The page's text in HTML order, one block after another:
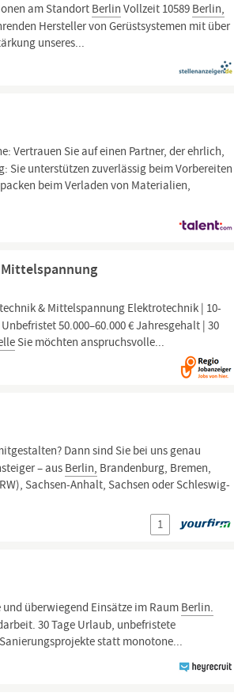
am Standort Berlin Vollzeit 10589 Berlin,
Hersteller von Gerüstsystemen mit über
unseres...
Vertrauen Sie auf einen Partner, der ehrlich,
unterstützen zuverlässig beim Vorbereiten
beim Verladen von Materialien,
& Mittelspannung Elektrotechnik | 10-
50.000–60.000 € Jahresgehalt | 30
Sie möchten anspruchsvolle...
Dann sind Sie bei uns genau
– aus Berlin, Brandenburg, Bremen,
Sachsen-Anhalt, Sachsen oder Schleswig-
1
überwiegend Einsätze im Raum Berlin.
30 Tage Urlaub, unbefristete
statt monotone...